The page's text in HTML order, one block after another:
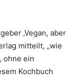
‚Vegan, aber
mitteilt, „wie
ohne ein
Kochbuch